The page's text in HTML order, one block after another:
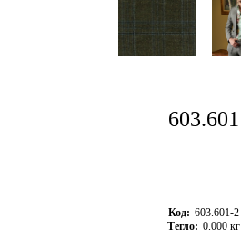
603.601
Код: 603.601-2
Тегло: 0.000 кг